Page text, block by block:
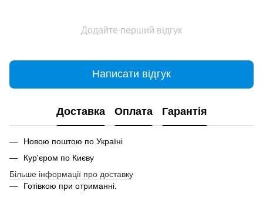
Додайте перший відгук
Написати відгук
Доставка Оплата Гарантія
Новою поштою по Україні
Кур'єром по Києву
Більше інформації про доставку
Готівкою при отриманні.